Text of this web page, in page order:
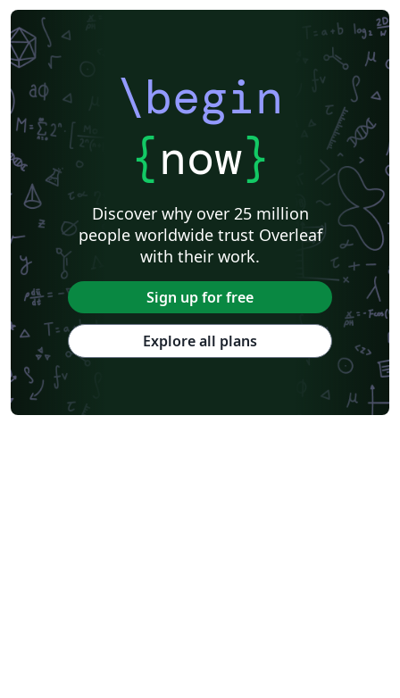
\begin
{now}
Discover why over 25 million
people worldwide trust Overleaf
with their work.
Sign up for free
Explore all plans